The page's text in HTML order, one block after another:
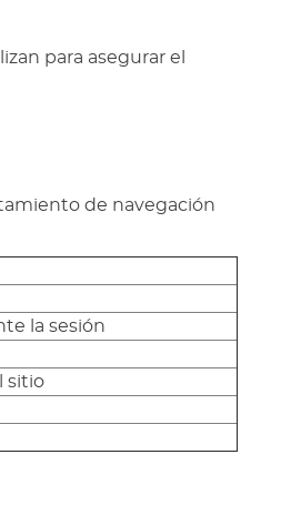
para asegurar el
de navegación
la sesión
sitio